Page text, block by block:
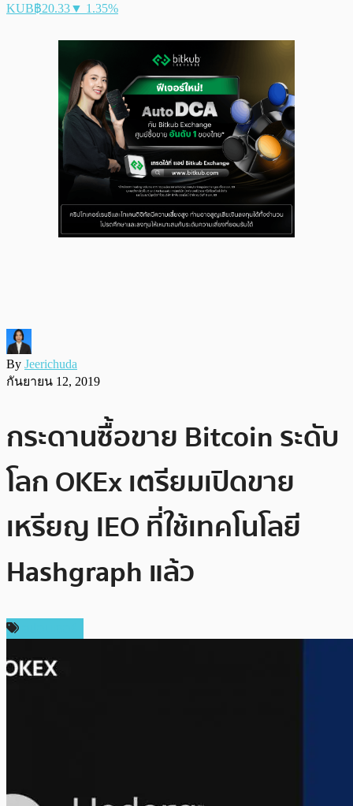
KUB฿20.33▼ 1.35%
By Jeerichuda
กันยายน 12, 2019
กระดานซื้อขาย Bitcoin ระดับ
โลก OKEx เตรียมเปิดขาย
เหรียญ IEO ที่ใช้เทคโนโลยี
Hashgraph แล้ว